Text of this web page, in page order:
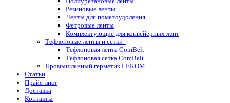
Резиновые ленты
Ленты для пометоудоления
Фетровые ленты
Комплектующие для конвейерных лент
Тефлоновые ленты и сетки
Тефлоновая лента ComBelt
Тефлоновая сетка ComBelt
Промышленный герметик ГЕКОМ
Статьи
Прайс-лист
Доставка
Контакты